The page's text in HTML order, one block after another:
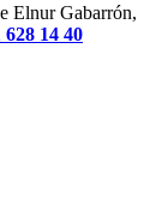
Elnur Gabarrón,
628 14 40